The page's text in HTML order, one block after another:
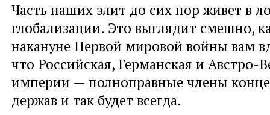
Часть наших элит до сих пор живет в
глобализации. Это выглядит смешно,
накануне Первой мировой войны вам
что Российская, Германская и Австро-
империи — полноправные члены
держав и так будет всегда.